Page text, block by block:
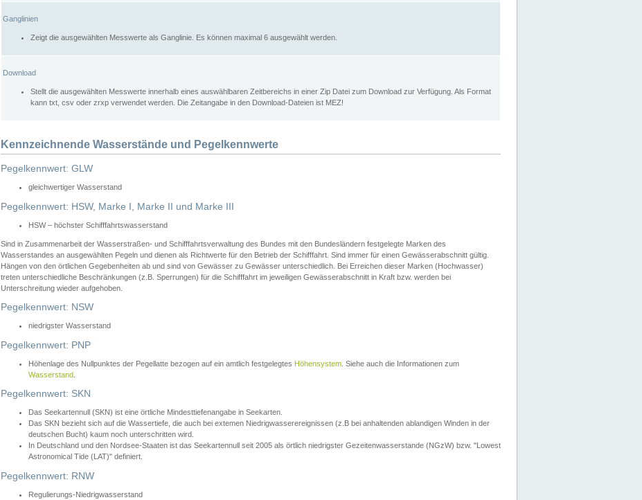
Ganglinien
Zeigt die ausgewählten Messwerte als Ganglinie. Es können maximal 6 ausgewählt werden.
Download
Stellt die ausgewählten Messwerte innerhalb eines auswählbaren Zeitbereichs in einer Zip Datei zum Download zur Verfügung. Als Format
kann txt, csv oder zrxp verwendet werden. Die Zeitangabe in den Download-Dateien ist MEZ!
Kennzeichnende Wasserstände und Pegelkennwerte
Pegelkennwert: GLW
gleichwertiger Wasserstand
Pegelkennwert: HSW, Marke I, Marke II und Marke III
HSW – höchster Schifffahrtswasserstand
Sind in Zusammenarbeit der Wasserstraßen- und Schifffahrtsverwaltung des Bundes mit den Bundesländern festgelegte Marken des
Wasserstandes an ausgewählten Pegeln und dienen als Richtwerte für den Betrieb der Schifffahrt. Sind immer für einen Gewässerabschnitt gültig.
Hängen von den örtlichen Gegebenheiten ab und sind von Gewässer zu Gewässer unterschiedlich. Bei Erreichen dieser Marken (Hochwasser)
treten unterschiedliche Beschränkungen (z.B. Sperrungen) für die Schifffahrt im jeweiligen Gewässerabschnitt in Kraft bzw. werden bei
Unterschreitung wieder aufgehoben.
Pegelkennwert: NSW
niedrigster Wasserstand
Pegelkennwert: PNP
Höhenlage des Nullpunktes der Pegellatte bezogen auf ein amtlich festgelegtes Höhensystem . Siehe auch die Informationen zum
Wasserstand
Pegelkennwert: SKN
Das Seekartennull (SKN) ist eine örtliche Mindesttiefenangabe in Seekarten.
Das SKN bezieht sich auf die Wassertiefe, die auch bei extemen Niedrigwasserereignissen (z.B bei anhaltenden ablandigen Winden in der
deutschen Bucht) kaum noch unterschritten wird.
In Deutschland und den Nordsee-Staaten ist das Seekartennull seit 2005 als örtlich niedrigster Gezeitenwasserstande (NGzW) bzw. "Lowest
Astronomical Tide (LAT)" definiert.
Pegelkennwert: RNW
Regulierungs-Niedrigwasserstand